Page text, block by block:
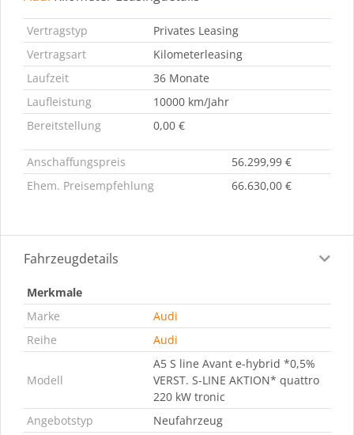
Vertragstyp
Privates Leasing
Vertragsart
Kilometerleasing
Laufzeit
36 Monate
Laufleistung
10000 km/Jahr
Bereitstellung
0,00 €
Anschaffungspreis
56.299,99 €
Ehem. Preisempfehlung
66.630,00 €
Fahrzeugdetails
Merkmale
Marke
Audi
Reihe
Audi
Modell
A5 S line Avant e-hybrid *0,5%
VERST. S-LINE AKTION* quattro
220 kW tronic
Angebotstyp
Neufahrzeug